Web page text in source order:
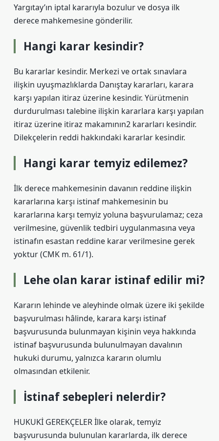
Yargıtay’ın iptal kararıyla bozulur ve dosya ilk
derece mahkemesine gönderilir.
Hangi karar kesindir?
Bu kararlar kesindir. Merkezi ve ortak sınavlara
ilişkin uyuşmazlıklarda Danıştay kararları, karara
karşı yapılan itiraz üzerine kesindir. Yürütmenin
durdurulması talebine ilişkin kararlara karşı yapılan
itiraz üzerine itiraz makamının2 kararları kesindir.
Dilekçelerin reddi hakkındaki kararlar kesindir.
Hangi karar temyiz edilemez?
İlk derece mahkemesinin davanın reddine ilişkin
kararlarına karşı istinaf mahkemesinin bu
kararlarına karşı temyiz yoluna başvurulamaz; ceza
verilmesine, güvenlik tedbiri uygulanmasına veya
istinafın esastan reddine karar verilmesine gerek
yoktur (CMK m. 61/1).
Lehe olan karar istinaf edilir mi?
Kararın lehinde ve aleyhinde olmak üzere iki şekilde
başvurulması hâlinde, karara karşı istinaf
başvurusunda bulunmayan kişinin veya hakkında
istinaf başvurusunda bulunulmayan davalının
hukuki durumu, yalnızca kararın olumlu
olmasından etkilenir.
İstinaf sebepleri nelerdir?
HUKUKİ GEREKÇELER İlke olarak, temyiz
başvurusunda bulunulan kararlarda, ilk derece